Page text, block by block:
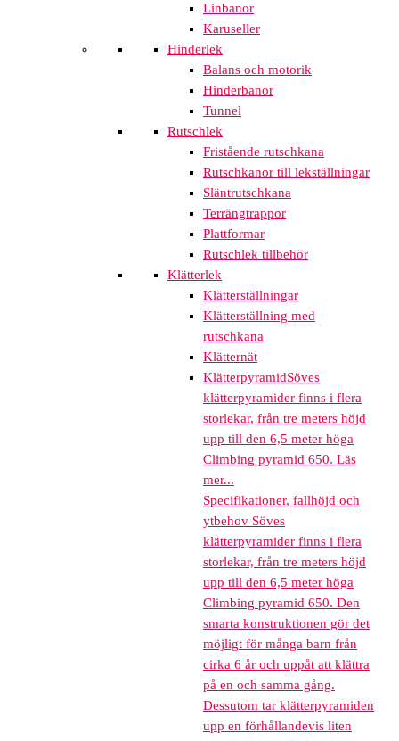
Linbanor
Karuseller
Hinderlek
Balans och motorik
Hinderbanor
Tunnel
Rutschlek
Fristående rutschkana
Rutschkanor till lekställningar
Släntrutschkana
Terrängtrappor
Plattformar
Rutschlek tillbehör
Klätterlek
Klätterställningar
Klätterställning med
rutschkana
Klätternät
KlätterpyramidSöves
klätterpyramider finns i flera
storlekar, från tre meters höjd
upp till den 6,5 meter höga
Climbing pyramid 650. Läs
mer...
Specifikationer, fallhöjd och
ytbehov Söves
klätterpyramider finns i flera
storlekar, från tre meters höjd
upp till den 6,5 meter höga
Climbing pyramid 650. Den
smarta konstruktionen gör det
möjligt för många barn från
cirka 6 år och uppåt att klättra
på en och samma gång.
Dessutom tar klätterpyramiden
upp en förhållandevis liten